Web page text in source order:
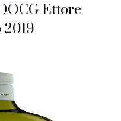
Ettore